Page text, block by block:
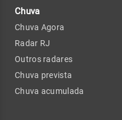
Chuva
Chuva Agora
Radar RJ
Outros radares
Chuva prevista
Chuva acumulada